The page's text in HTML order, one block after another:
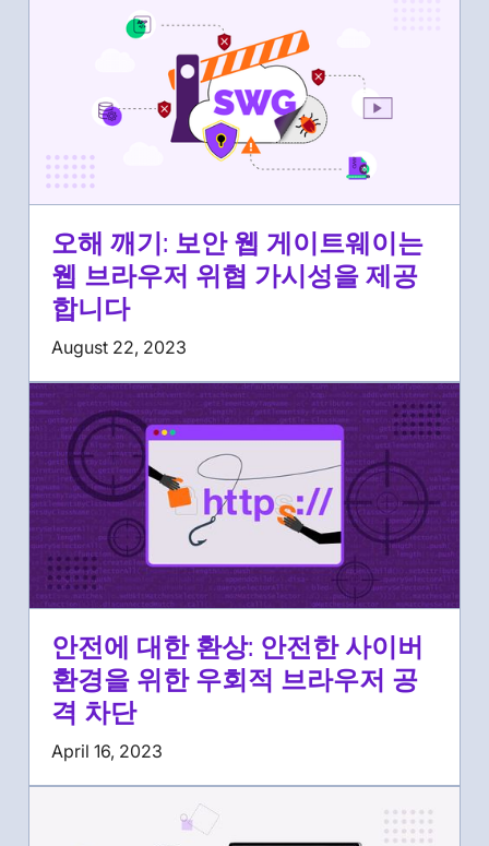
오해 깨기: 보안 웹 게이트웨이는
웹 브라우저 위협 가시성을 제공
합니다
August 22, 2023
안전에 대한 환상: 안전한 사이버
환경을 위한 우회적 브라우저 공
격 차단
April 16, 2023